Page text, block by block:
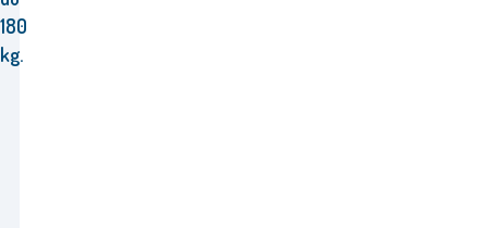
180
kg.